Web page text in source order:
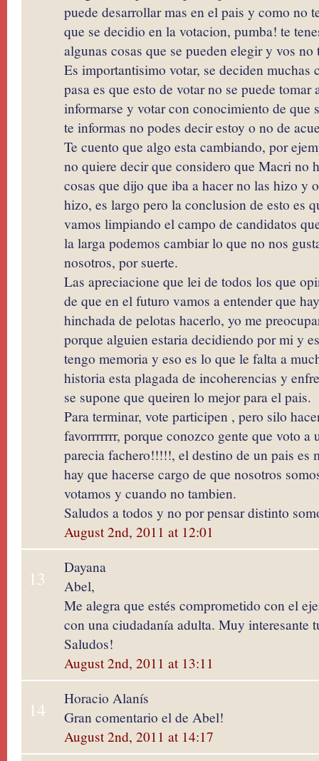
puede desarrollar mas en el pais y como no
que se decidio en la votacion, pumba! te
algunas cosas que se pueden elegir y vos no
Es importantisimo votar, se deciden muchas
pasa es que esto de votar no se puede tomar
informarse y votar con conocimiento de que
te informas no podes decir estoy o no de
Te cuento que algo esta cambiando, por
no quiere decir que considero que Macri no
cosas que dijo que iba a hacer no las hizo y
hizo, es largo pero la conclusion de esto es
vamos limpiando el campo de candidatos
la larga podemos cambiar lo que no nos
nosotros, por suerte.
Las apreciacione que lei de todos los que
de que en el futuro vamos a entender que
hinchada de pelotas hacerlo, yo me
porque alguien estaria decidiendo por mi y
tengo memoria y eso es lo que le falta a
historia esta plagada de incoherencias y
se supone que queiren lo mejor para el pais.
Para terminar, vote participen , pero silo
favorrrrrrr, porque conozco gente que voto a
parecia fachero!!!!!, el destino de un pais es
hay que hacerse cargo de que nosotros
votamos y cuando no tambien.
Saludos a todos y no por pensar distinto
August 2nd, 2011 at 12:01
13
Dayana
Abel,
Me alegra que estés comprometido con el
con una ciudadanía adulta. Muy interesante
Saludos!
August 2nd, 2011 at 13:11
14
Horacio Alanís
Gran comentario el de Abel!
August 2nd, 2011 at 14:17